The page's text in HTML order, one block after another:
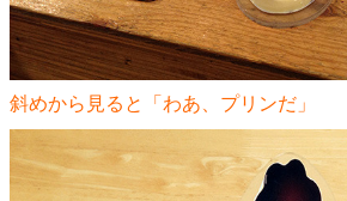
斜めから見ると「わあ、プリンだ」